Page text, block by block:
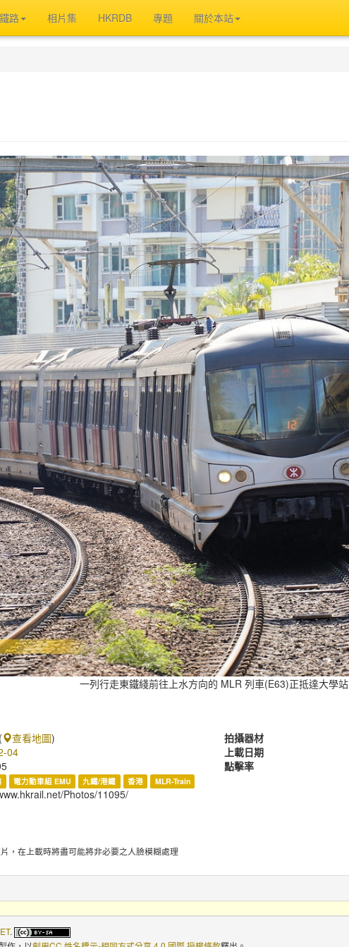
路 相片集 HKRDB 專題 關於本站
一列行走東鐵綫前往上水方向的 MLR 列車(E63)正抵達大學站
( 查看地圖) 拍攝器材
04 上載日期
點擊率
電力動車組 EMU 九鐵/港鐵 香港 MLR-Train
Photos/11095/
，在上載時將盡可能將非必要之人臉模糊處理
.